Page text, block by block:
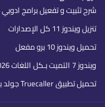
شرح تثبيت و تفعيل برامج ادوبي 2026
تنزيل ويندوز 11 كل الإصدارات
تحميل ويندوز 10 برو مفعل
ويندوز 7 التميت بـكل اللغات 2026
تحميل تطبيق Truecaller جولد بريميوم مهكر